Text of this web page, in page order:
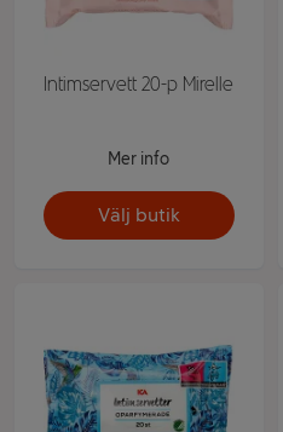
Intimservett 20-p Mirelle
Mer info
Välj butik